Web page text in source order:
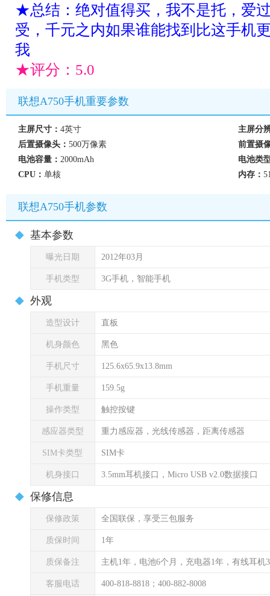
★总结：绝对值得买，我不是托，爱
受，千元之内如果谁能找到比这手机
我
★评分： 5.0
联想A750手机重要参数
主屏尺寸： 4英寸
主屏分
后置摄像头： 500万像素
前置摄
电池容量： 2000mAh
电池类
CPU： 单核 内存：
联想A750手机参数
基本参数
曝光日期 2012年03月
手机类型 3G手机，智能手机
外观
造型设计 直板
机身颜色 黑色
手机尺寸 125.6x65.9x13.8mm
手机重量 159.5g
操作类型 触控按键
感应器类型 重力感应器，光线传感器，距离传感器
SIM卡类型 SIM卡
机身接口 3.5mm耳机接口，Micro USB v2.0数据接口
保修信息
保修政策 全国联保，享受三包服务
质保时间 1年
质保备注 主机1年，电池6个月，充电器1年，有线耳机
客服电话 400-818-8818；400-882-8008